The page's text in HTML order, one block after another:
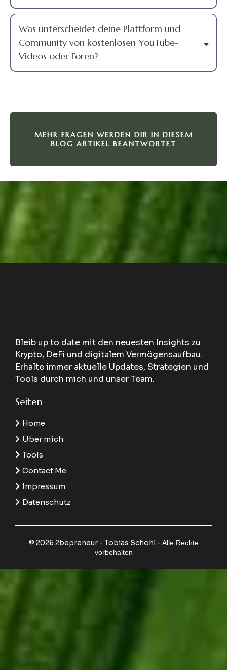
Was unterscheidet deine Plattform und
Community von kostenlosen YouTube-
Videos oder Foren?
MEHR FRAGEN WERDEN DIR IN DIESEM
BLOG ARTIKEL BEANTWORTET
Bleib up to date mit den neuesten Insights zu
Krypto, DeFi und digitalem Vermögensaufbau.
Erhalte immer aktuelle Updates, Strategien und
Tools durch mich und unser Team.
Seiten
Home
Über mich
Tools
Contact Me
Impressum
Datenschutz
© 2026 2bepreneur - Tobias Schohl - Alle Rechte
vorbehalten